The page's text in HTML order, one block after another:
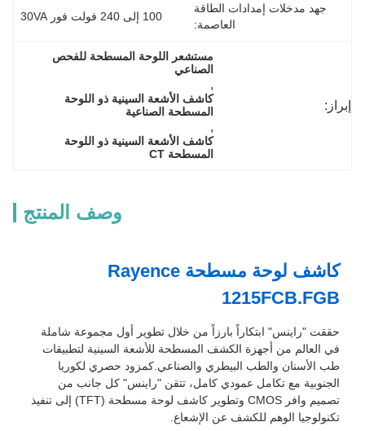
جهد مدخلات إمدادات الطاقة
العاصمة:
100 إلى 240 فولت فور 30VA
إبراز:
الصناعي
,
المسطحة الصناعية
,
المسطحة CT
وصف المنتج
كاشف لوحة مسطحة Rayence
1215FCB.FGB
حققت "راينس" ابتكاراً بارزاً من خلال تطوير أول مجموعة شاملة
في العالم من أجهزة الكشف المسطحة للأشعة السينية لتطبيقات
طب الأسنان والطب البيطري والصناعي.كمزود حصري لكوريا
الجنوبية مع تكامل عمودي كامل، تتقن "راينس" كل جانب من
تصميم وافر CMOS وتطوير كاشف لوحة مسطحة (TFT) إلى تنفيذ
تكنولوجيا الوهم للكشف عن الإشعاع.